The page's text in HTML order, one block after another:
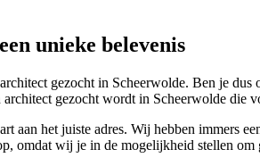
unieke belevenis
gezocht in Scheerwolde. Ben je
gezocht wordt in Scheerwolde die
aan het juiste adres. Wij hebben immers
omdat wij je in de mogelijkheid stellen